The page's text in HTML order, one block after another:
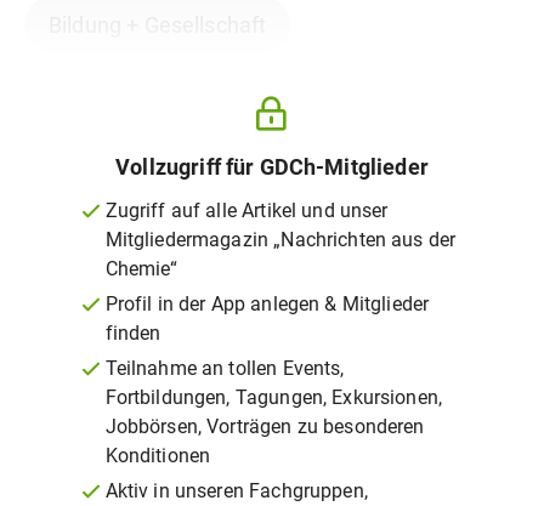
Vollzugriff für GDCh-Mitglieder
Zugriff auf alle Artikel und unser
Mitgliedermagazin „Nachrichten aus der
Chemie“
Profil in der App anlegen & Mitglieder
finden
Teilnahme an tollen Events,
Fortbildungen, Tagungen, Exkursionen,
Jobbörsen, Vorträgen zu besonderen
Konditionen
Aktiv in unseren Fachgruppen,